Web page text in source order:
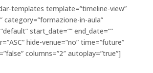
templates template=”timeline-view”
category=”formazione-in-aula”
start_date=”” end_date=””
hide-venue=”no” time=”future”
columns=”2″ autoplay=”true”]